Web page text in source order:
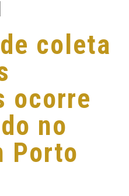
coleta
ocorre
no
Porto